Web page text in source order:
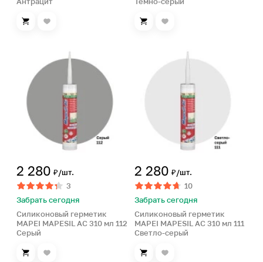
2 280 ₽/шт.
3
Забрать сегодня
Силиконовый герметик
MAPEI MAPESIL AC 310 мл 112
Серый
2 280 ₽/шт.
10
Забрать сегодня
Силиконовый герметик
MAPEI MAPESIL AC 310 мл 111
Светло-серый